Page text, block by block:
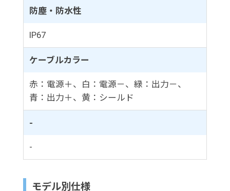
防塵・防水性
IP67
ケーブルカラー
赤：電源＋、白：電源－、緑：出力－、
青：出力＋、黄：シールド
-
-
モデル別仕様